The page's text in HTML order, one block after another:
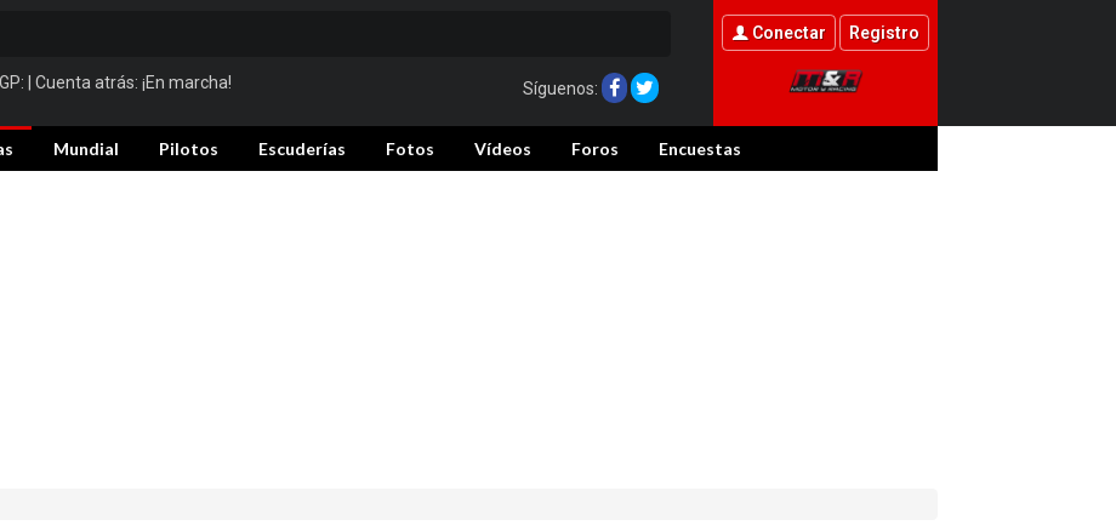
| Cuenta atrás: ¡En marcha! Síguenos:
Conectar Registro
Mundial Pilotos Escuderías Fotos Vídeos Foros Encuestas